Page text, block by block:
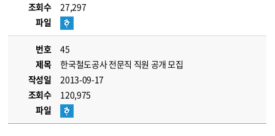
조회수
27,297
파일
번호
45
제목
한국철도공사 전문직 직원 공개 모집
작성일
2013-09-17
조회수
120,975
파일